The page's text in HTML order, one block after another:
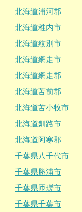
北海道浦河郡
北海道稚内市
北海道紋別市
北海道網走市
北海道網走郡
北海道苫前郡
北海道苫小牧市
北海道釧路市
北海道阿寒郡
千葉県八千代市
千葉県勝浦市
千葉県匝瑳市
千葉県千葉市